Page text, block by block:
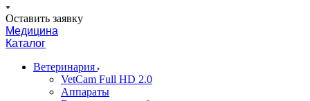
Оставить заявку
Медицина
Каталог
Ветеринария
VetCam Full HD 2.0
Аппараты